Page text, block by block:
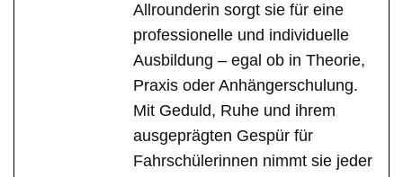
Allrounderin sorgt sie für eine
professionelle und individuelle
Ausbildung – egal ob in Theorie,
Praxis oder Anhängerschulung.
Mit Geduld, Ruhe und ihrem
ausgeprägten Gespür für
Fahrschülerinnen nimmt sie jeder